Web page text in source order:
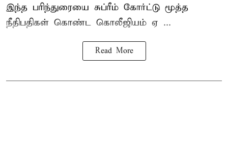
இந்த பரிந்துரையை சுப்ரீம் கோர்ட்டு மூத்த
நீதிபதிகள் கொண்ட கொலீஜியம் ஏ ...
Read More